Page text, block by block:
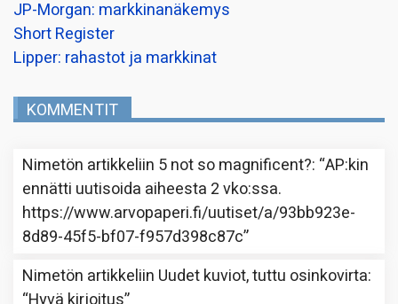
JP-Morgan: markkinanäkemys
Short Register
Lipper: rahastot ja markkinat
KOMMENTIT
Nimetön artikkeliin 5 not so magnificent?: “AP:kin
ennätti uutisoida aiheesta 2 vko:ssa.
https://www.arvopaperi.fi/uutiset/a/93bb923e-
8d89-45f5-bf07-f957d398c87c”
Nimetön artikkeliin Uudet kuviot, tuttu osinkovirta: